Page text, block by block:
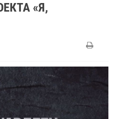
«Я,